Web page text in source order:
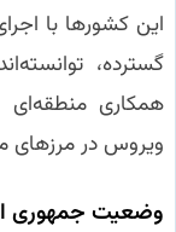
این کشورها با
گسترده،
همکاری
ویروس در مرزهای
وضعیت جمهوری